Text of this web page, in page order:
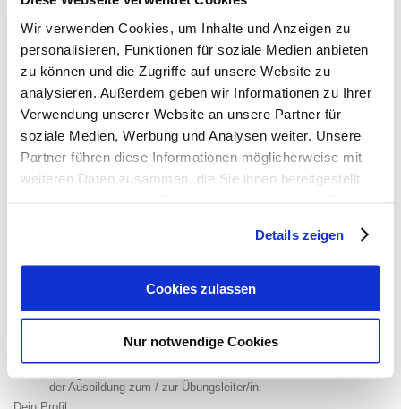
Wir verwenden Cookies, um Inhalte und Anzeigen zu
personalisieren, Funktionen für soziale Medien anbieten
zu können und die Zugriffe auf unsere Website zu
analysieren. Außerdem geben wir Informationen zu Ihrer
Verwendung unserer Website an unsere Partner für
soziale Medien, Werbung und Analysen weiter. Unsere
Partner führen diese Informationen möglicherweise mit
weiteren Daten zusammen, die Sie ihnen bereitgestellt
Details zeigen
Cookies zulassen
Nur notwendige Cookies
Überdurschnittliche Vergütung nach individueller Vereinbarung
Zeitplanung soweit wie möglich flexibel (nach Hallenbelegung)
Ausbildung in den Grundlagen des Turnens durch unsere
der Ausbildung zum / zur Übungsleiter/in.